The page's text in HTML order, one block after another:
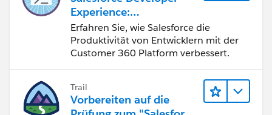
Experience:
Schnelleinstieg
Erfahren Sie, wie Salesforce die
Produktivität von Entwicklern mit der
Customer 360 Platform verbessert.
Trail
Vorbereiten auf die